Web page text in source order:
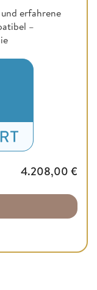
erfahrene
–
4.208,00 €